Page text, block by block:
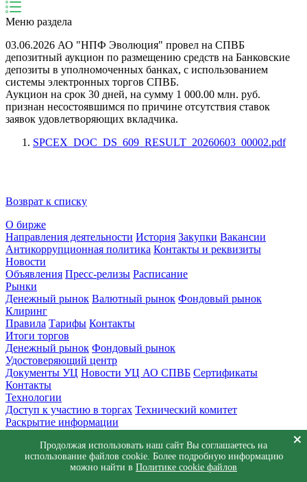
Меню раздела
03.06.2026 АО "НПФ Эволюция" провел на СПВБ
депозитный аукцион по размещению средств на Банковские
депозиты в уполномоченных банках, с использованием
системы электронных торгов СПВБ.
Аукцион на срок 30 дней, на сумму 1 000.00 млн. руб.
признан несостоявшимся по причине отсутствия ставок
заявок удовлетворяющих вкладчика.
SPCEX_DOC_DS_609_RESULT_20260603_00002.pdf
Возврат к списку
О бирже
Направления деятельности История Закупки Вакансии
Антикоррупционная политика Контакты и реквизиты
Новости
Объявления Пресс-релизы Расписание
Рынки
Денежный рынок Валютный рынок Фондовый рынок
Клиринг
Правила Тарифы Контакты
Итоги торгов
Денежный рынок Фондовый рынок
Удостоверяющий центр
Документы УЦ Новости УЦ АО СПВБ Сертификаты
Контакты
Технологии
Доступ к участию в торгах Технический комитет
Раскрытие информации
Обращения Заявка в техническую поддержку
© АО СПВБ 2016-2026. Все права защищены.
+7 (812) 655-74-00 info@spvb.ru
Продолжая использовать наш сайт Вы соглашаетесь на
использование файлов cookie. Более подробную информацию
можно найти в Политике cookie файлов